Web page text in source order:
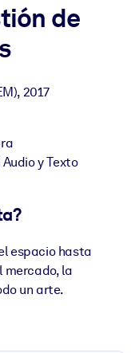
conocimientos
fiables y
de
, 2017
Audio y Texto
espacio hasta
mercado, la
un arte.